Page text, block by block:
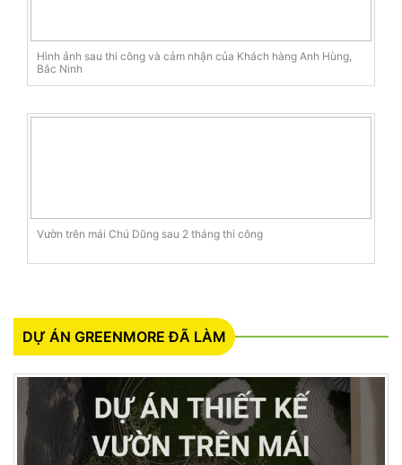
Hình ảnh sau thi công và cảm nhận của Khách hàng Anh Hùng,
Bắc Ninh
Vườn trên mái Chú Dũng sau 2 tháng thi công
DỰ ÁN GREENMORE ĐÃ LÀM